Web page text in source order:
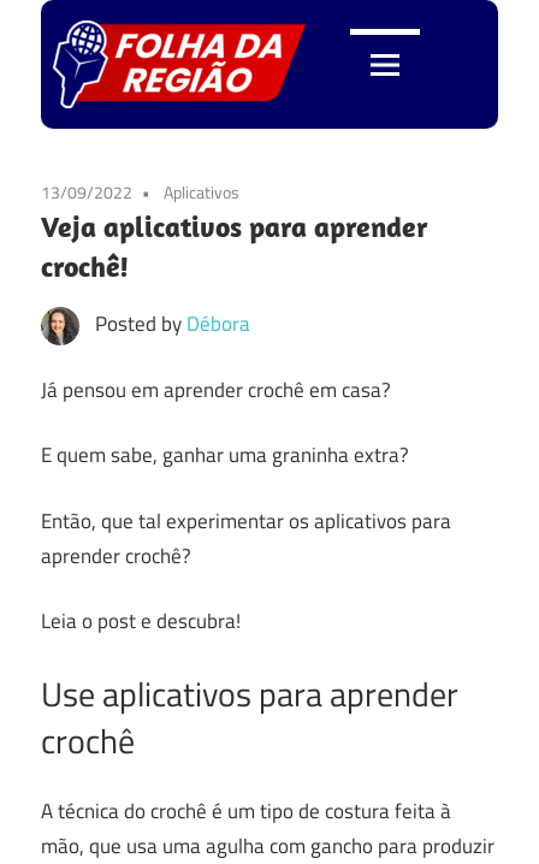
Skip
to
content
Folha
da
Região
13/09/2022 Aplicativos
Veja aplicativos para aprender
crochê!
Posted byDébora
Já pensou em aprender crochê em casa?
E quem sabe, ganhar uma graninha extra?
Então, que tal experimentar os aplicativos para
aprender crochê?
Leia o post e descubra!
Use aplicativos para aprender
crochê
A técnica do crochê é um tipo de costura feita à
mão, que usa uma agulha com gancho para produzir